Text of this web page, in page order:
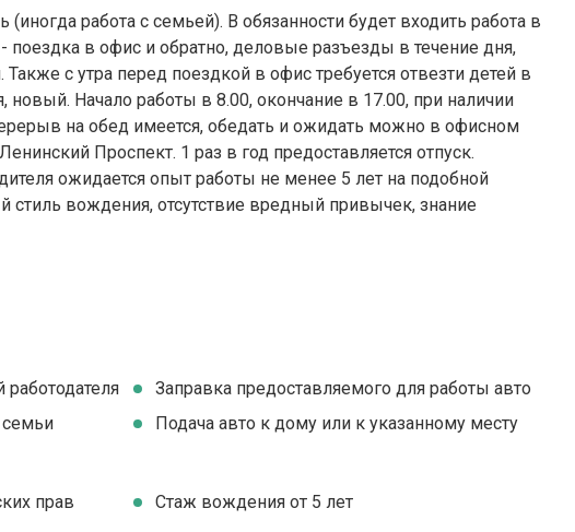
(иногда работа с семьей). В обязанности будет входить работа в
в офис и обратно, деловые разъезды в течение дня,
с утра перед поездкой в офис требуется отвезти детей в
новый. Начало работы в 8.00, окончание в 17.00, при наличии
на обед имеется, обедать и ожидать можно в офисном
Проспект. 1 раз в год предоставляется отпуск.
ожидается опыт работы не менее 5 лет на подобной
вождения, отсутствие вредный привычек, знание
Заправка предоставляемого для работы авто
семьи
Подача авто к дому или к указанному месту
прав
Стаж вождения от 5 лет